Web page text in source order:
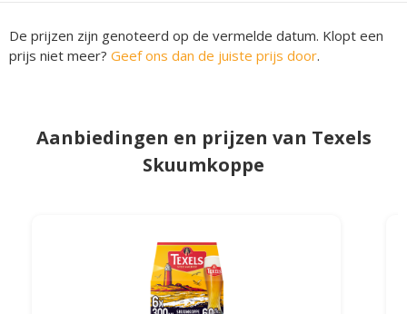
De prijzen zijn genoteerd op de vermelde datum. Klopt een
prijs niet meer? Geef ons dan de juiste prijs door.
Aanbiedingen en prijzen van Texels
Skuumkoppe